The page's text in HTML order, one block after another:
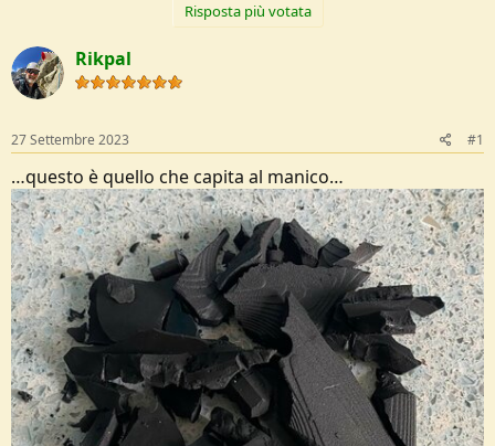
r
e
D
s
c
u
s
s
i
o
n
e
I
n
i
o
Risposta più votata
Rikpal
27 Settembre 2023 #1
…questo è quello che capita al manico…